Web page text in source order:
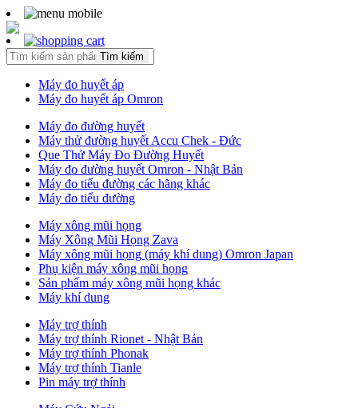
Tìm kiếm
Máy đo huyết áp
Máy đo huyết áp Omron
Máy đo đường huyết
Máy thử đường huyết Accu Chek - Đức
Que Thử Máy Đo Đường Huyết
Máy đo đường huyết Omron - Nhật Bản
Máy đo tiểu đường các hãng khác
Máy đo tiểu đường
Máy xông mũi họng
Máy Xông Mũi Họng Zava
Máy xông mũi họng (máy khí dung) Omron Japan
Phụ kiện máy xông mũi họng
Sản phẩm máy xông mũi họng khác
Máy khí dung
Máy trợ thính
Máy trợ thính Rionet - Nhật Bản
Máy trợ thính Phonak
Máy trợ thính Tianle
Pin máy trợ thính